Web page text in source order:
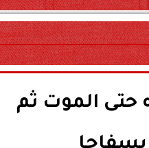
حتى الموت ثم